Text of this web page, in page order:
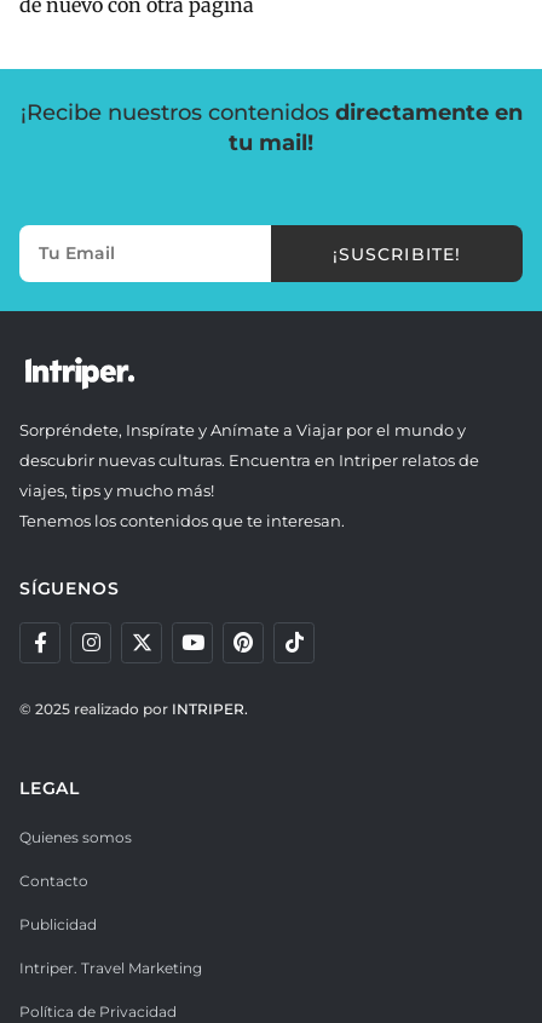
de nuevo con otra página
¡Recibe nuestros contenidos directamente en
tu mail!
¡SUSCRIBITE!
Sorpréndete, Inspírate y Anímate a Viajar por el mundo y
descubrir nuevas culturas. Encuentra en Intriper relatos de
viajes, tips y mucho más!
Tenemos los contenidos que te interesan.
SÍGUENOS
© 2025 realizado por INTRIPER.
LEGAL
Quienes somos
Contacto
Publicidad
Intriper. Travel Marketing
Política de Privacidad